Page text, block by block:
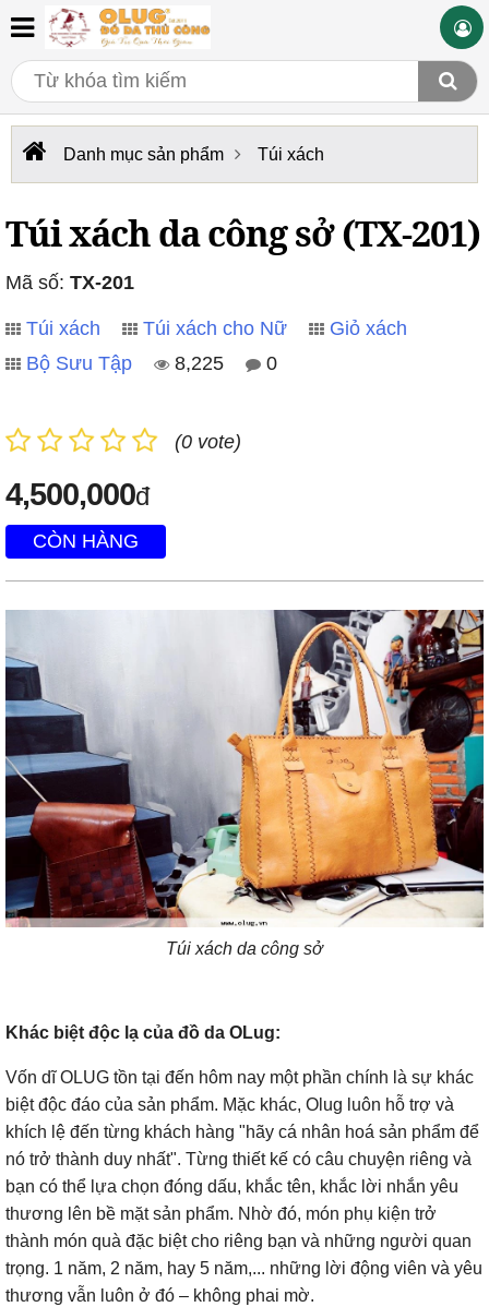
Danh mục sản phẩm Túi xách
Túi xách da công sở (TX-201)
Mã số: TX-201
Túi xách Túi xách cho Nữ
Giỏ xách
Bộ Sưu Tập
8,225 0
(0 vote)
4,500,000đ
CÒN HÀNG
Túi xách da công sở
Khác biệt độc lạ của đồ da OLug:
Vốn dĩ OLUG tồn tại đến hôm nay một phần chính là sự khác
biệt độc đáo của sản phẩm. Mặc khác, Olug luôn hỗ trợ và
khích lệ đến từng khách hàng "hãy cá nhân hoá sản phẩm để
nó trở thành duy nhất". Từng thiết kế có câu chuyện riêng và
bạn có thể lựa chọn đóng dấu, khắc tên, khắc lời nhắn yêu
thương lên bề mặt sản phẩm. Nhờ đó, món phụ kiện trở
thành món quà đặc biệt cho riêng bạn và những người quan
trọng. 1 năm, 2 năm, hay 5 năm,... những lời động viên và yêu
thương vẫn luôn ở đó – không phai mờ.